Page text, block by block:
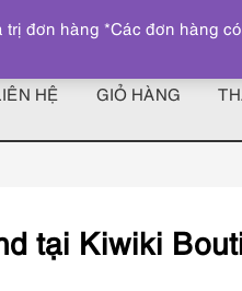
z
HỆ GIỎ HÀNG
tại Kiwiki
đơn hàng *Các đơn hàng